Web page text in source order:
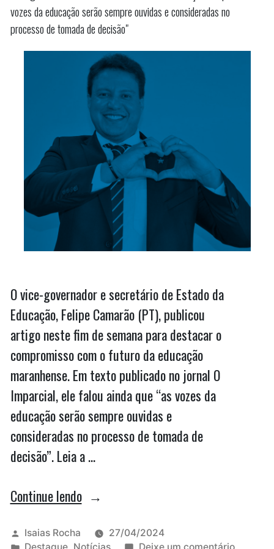
vozes da educação serão sempre ouvidas e consideradas no
processo de tomada de decisão"
O vice-governador e secretário de Estado da
Educação, Felipe Camarão (PT), publicou
artigo neste fim de semana para destacar o
compromisso com o futuro da educação
maranhense. Em texto publicado no jornal O
Imparcial, ele falou ainda que “as vozes da
educação serão sempre ouvidas e
consideradas no processo de tomada de
decisão”. Leia a …
Continue lendo“Em
Felipe
Publicado
por
Isaias Rocha
27/04/2024
Publicado
em